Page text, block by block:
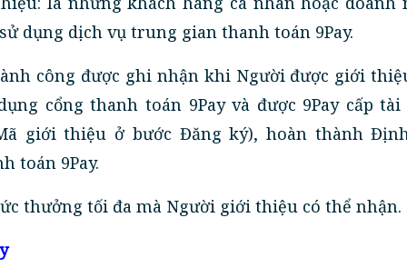
dụng dịch vụ trung gian thanh toán 9Pay.
công được ghi nhận khi Người được giới
cổng thanh toán 9Pay và được 9Pay cấp
giới thiệu ở bước Đăng ký), hoàn thành
toán 9Pay.
thưởng tối đa mà Người giới thiệu có thể nhận.